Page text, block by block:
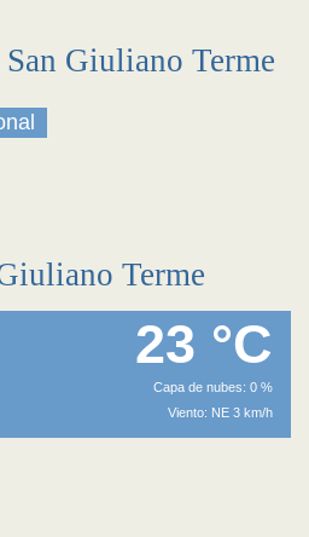
Giuliano Terme
Terme
23 °C
Capa de nubes: 0 %
Viento: NE 3 km/h